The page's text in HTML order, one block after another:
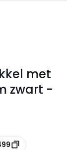
met
zwart -